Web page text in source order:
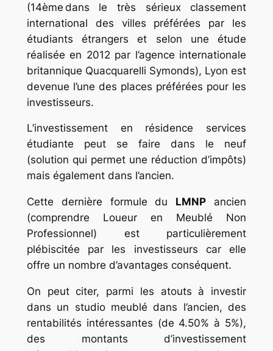
(14ème dans le très sérieux classement
international des villes préférées par les
étudiants étrangers et selon une étude
réalisée en 2012 par l’agence internationale
britannique Quacquarelli Symonds), Lyon est
devenue l’une des places préférées pour les
investisseurs.
L’investissement en résidence services
étudiante peut se faire dans le neuf
(solution qui permet une réduction d’impôts)
mais également dans l’ancien.
Cette dernière formule du LMNP ancien
(comprendre Loueur en Meublé Non
Professionnel) est particulièrement
plébiscitée par les investisseurs car elle
offre un nombre d’avantages conséquent.
On peut citer, parmi les atouts à investir
dans un studio meublé dans l’ancien, des
rentabilités intéressantes (de 4.50% à 5%),
des montants d’investissement